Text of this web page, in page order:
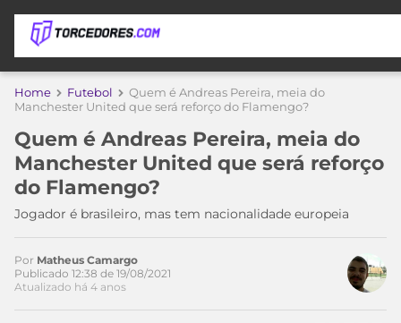
APOSTAS
DE
APOSTA
MELHORES
SITES
APOSTAS
2026
COPA
DO
MUNDO
TIMES
MEU
CAMPEONATOS
Home Futebol
Quem é Andreas Pereira, meia do
Manchester United que será reforço do Flamengo?
Quem é Andreas Pereira, meia do
Manchester United que será reforço
do Flamengo?
Jogador é brasileiro, mas tem nacionalidade europeia
Acesse o perfil do autor
Por Matheus Camargo
Publicado 12:38 de 19/08/2021
Atualizado há 4 anos